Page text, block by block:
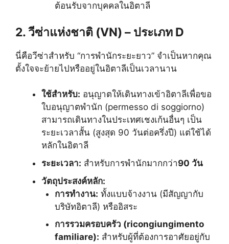
ต้อนรับจากบุคคลในอิตาลี
2. วีซ่าแห่งชาติ (VN) – ประเภท D
นี่คือวีซ่าสำหรับ “การพำนักระยะยาว” จำเป็นหากคุณ
ตั้งใจจะย้ายไปหรืออยู่ในอิตาลีเป็นเวลานาน
ใช้สำหรับ: อนุญาตให้เดินทางเข้าอิตาลีเพื่อขอ
ใบอนุญาตพำนัก (permesso di soggiorno)
สามารถเดินทางในประเทศเชงเก้นอื่นๆ เป็น
ระยะเวลาสั้น (สูงสุด 90 วันต่อครึ่งปี) แต่ใช้ได้
หลักในอิตาลี
ระยะเวลา: สำหรับการพำนักมากกว่า90 วัน
วัตถุประสงค์หลัก:
การทำงาน: ทั้งแบบจ้างงาน (มีสัญญากับ
บริษัทอิตาลี) หรืออิสระ
การรวมครอบครัว (ricongiungimento
familiare): สำหรับผู้ที่ต้องการอาศัยอยู่กับ